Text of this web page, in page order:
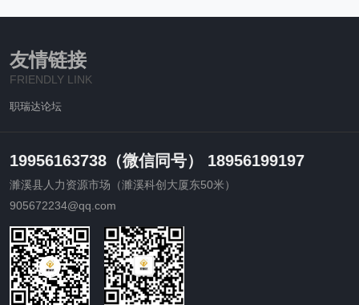
友情链接
FRIENDLY LINK
职瑞达论坛
19956163738（微信同号） 18956199197
濉溪县人力资源市场（濉溪科创大厦东50米）
905672234@qq.com